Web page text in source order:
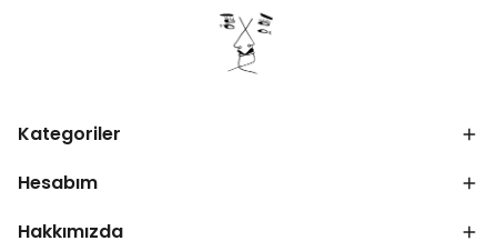
Kategoriler
Hesabım
Hakkımızda